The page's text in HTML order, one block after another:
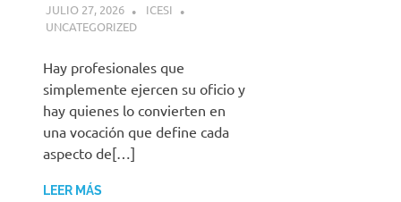
JULIO 27, 2026
ICESI
UNCATEGORIZED
Hay profesionales que
simplemente ejercen su oficio y
hay quienes lo convierten en
una vocación que define cada
aspecto de[…]
LEER MÁS